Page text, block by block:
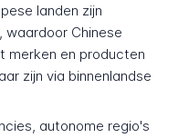
landen zijn
Chinese
merken en producten
zijn via binnenlandse
autonome regio's